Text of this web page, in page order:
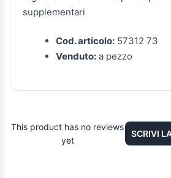
supplementari
Cod. articolo: 57312 73
Venduto: a pezzo
This product has no reviews
yet
SCRIVI